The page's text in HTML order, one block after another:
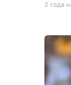
2 года